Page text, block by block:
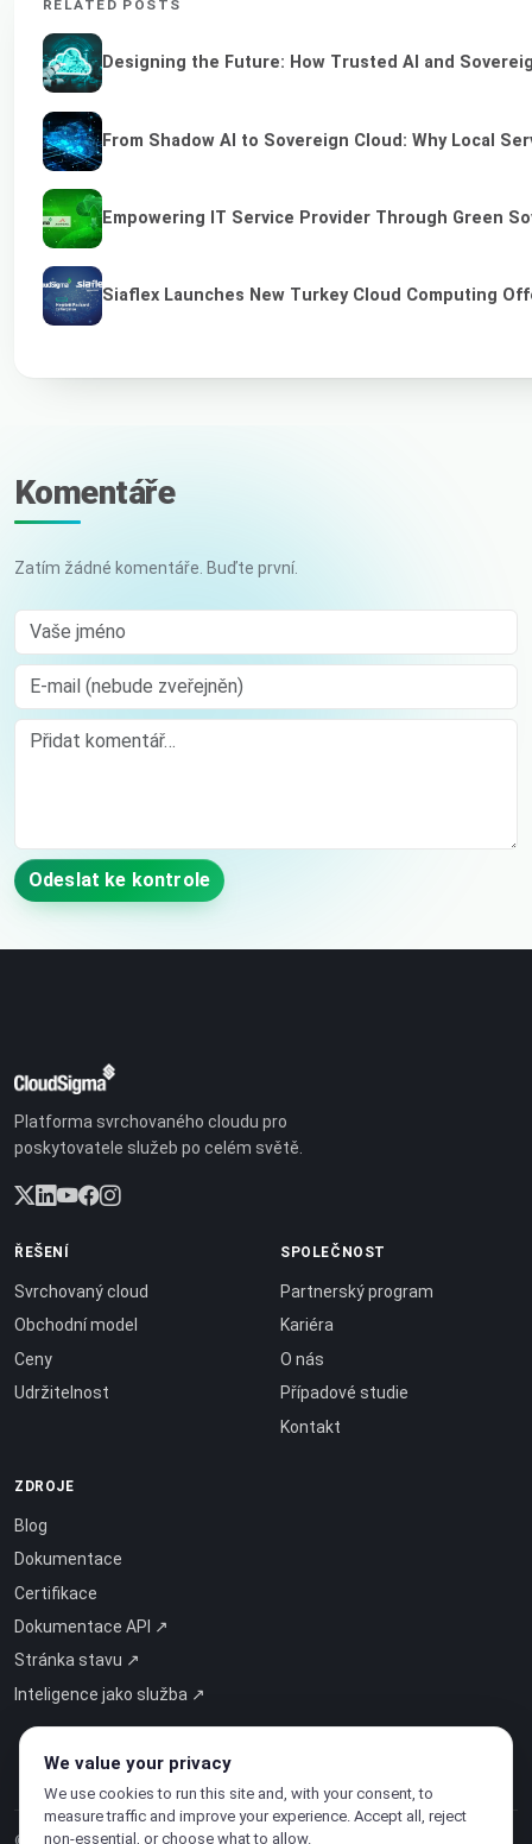
RELATED POSTS
Designing the Future: How Trusted AI and
From Shadow AI to Sovereign Cloud: Why Local
Empowering IT Service Provider Through Green
Siaflex Launches New Turkey Cloud Computing
Komentáře
Zatím žádné komentáře. Buďte první.
Vaše jméno
E-mail (nebude zveřejněn)
Comment
Odeslat ke kontrole
Platforma svrchovaného cloudu pro
poskytovatele služeb po celém světě.
ŘEŠENÍ
Svrchovaný cloud
Obchodní model
Ceny
Udržitelnost
SPOLEČNOST
Partnerský program
Kariéra
O nás
Případové studie
Kontakt
ZDROJE
Blog
Dokumentace
Certifikace
Dokumentace API ↗
Stránka stavu ↗
Inteligence jako služba ↗
We value your privacy
We use cookies to run this site and, with your consent, to
measure traffic and improve your experience. Accept all, reject
non-essential, or choose what to allow.